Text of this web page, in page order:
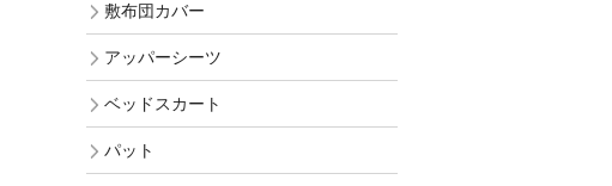
敷布団カバー
アッパーシーツ
ベッドスカート
パット